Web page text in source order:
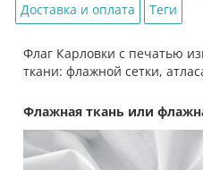
Доставка и оплата
Теги
Флаг Карловки с печатью
ткани: флажной сетки,
Флажная ткань или